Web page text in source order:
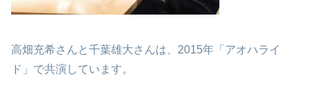
高畑充希さんと千葉雄大さんは、2015年「アオハライ
ド」で共演しています。